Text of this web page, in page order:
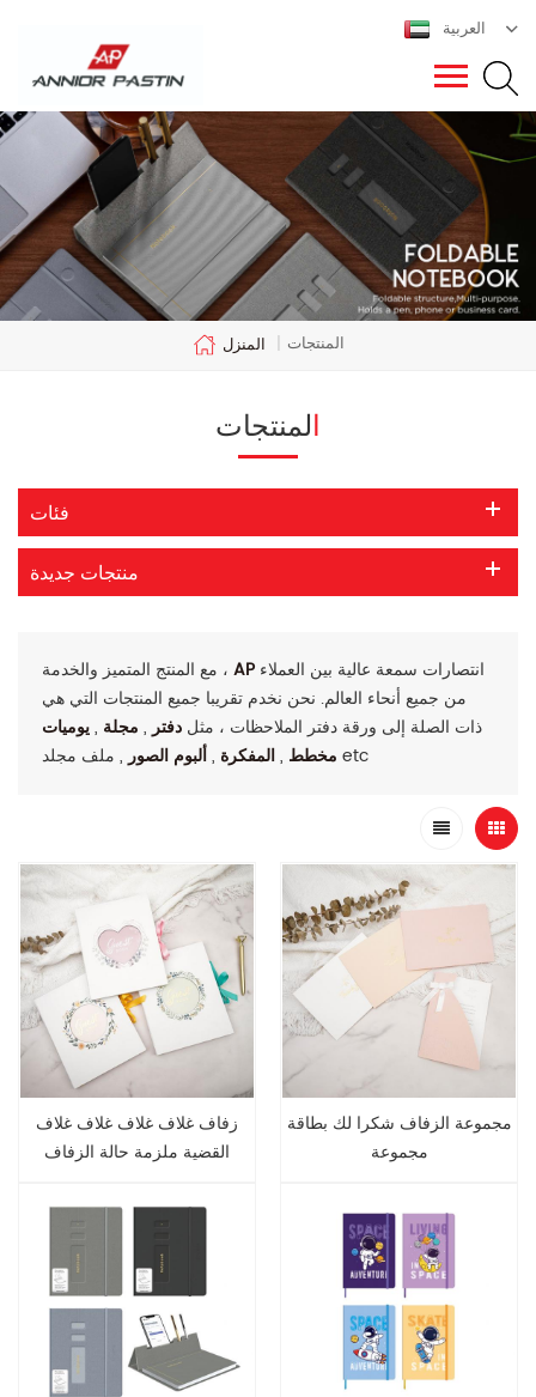
العربية
المنزل | المنتجات
المنتجات
فئات
منتجات جديدة
مع المنتج المتميز والخدمة ، AP
من جميع أنحاء العالم. نحن نخدم تقريبا جميع المنتجات التي هي
ذات الصلة إلى ورقة دفتر الملاحظات ، مثل دفتر, مجلة ,يوميات
مخطط ,المفكرة ,ألبوم الصور , ملف مجلد etc
زفاف غلاف غلاف غلاف غلاف
القضية ملزمة حالة الزفاف
مجموعة الزفاف شكرا لك بطاقة
مجموعة